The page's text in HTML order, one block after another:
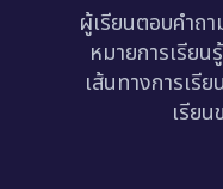
ผู้เรียนตอบคำถา
หมายการเรียน
เส้นทางการเรี
เรีย